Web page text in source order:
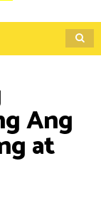
Ang
at